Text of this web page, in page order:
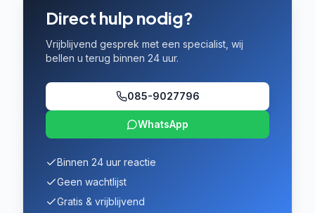
Direct hulp nodig?
Vrijblijvend gesprek met een specialist, wij
bellen u terug binnen 24 uur.
085-9027796
WhatsApp
Binnen 24 uur reactie
Geen wachtlijst
Gratis & vrijblijvend